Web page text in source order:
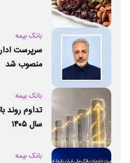
بانک بیمه
سرپرست
منصوب شد
بانک بیمه
تداوم روند
سال ۱۴۰۵
بانک بیمه